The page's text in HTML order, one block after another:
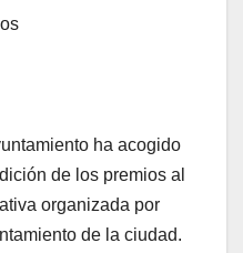
ha acogido
de los premios al
organizada por
de la ciudad.